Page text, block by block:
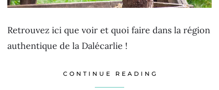
Retrouvez ici que voir et quoi faire dans la région
authentique de la Dalécarlie !
CONTINUE READING